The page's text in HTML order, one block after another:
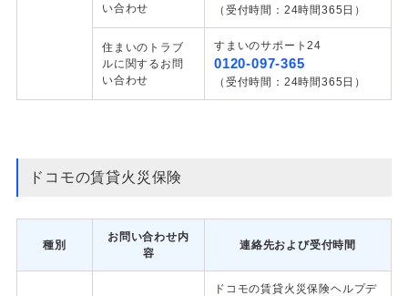
い合わせ
（受付時間：24時間365日）
住まいのトラブ
ルに関するお問
い合わせ
すまいのサポート24
0120-097-365
（受付時間：24時間365日）
ドコモの賃貸火災保険
種別
お問い合わせ内
容
連絡先および受付時間
ドコモの賃貸火災保険ヘルプデ